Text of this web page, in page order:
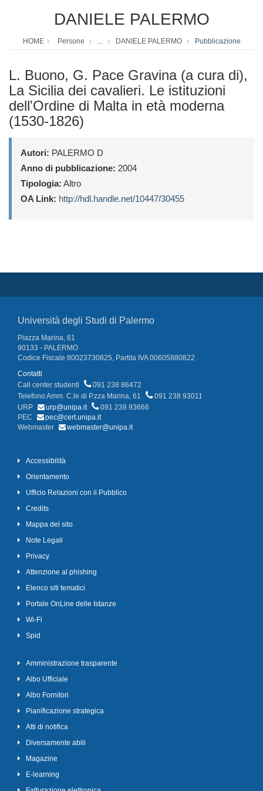
DANIELE PALERMO
HOME Persone ... DANIELE PALERMO Pubblicazione
L. Buono, G. Pace Gravina (a cura di),
La Sicilia dei cavalieri. Le istituzioni
dell'Ordine di Malta in età moderna
(1530-1826)
Autori: PALERMO D
Anno di pubblicazione: 2004
Tipologia: Altro
OA Link: http://hdl.handle.net/10447/30455
Università degli Studi di Palermo
Piazza Marina, 61
90133 - PALERMO
Codice Fiscale 80023730825, Partita IVA 00605880822
Contatti
Call center studenti
091 238 86472
Telefono Amm. C.le di P.zza Marina, 61
091 238 93011
URP
urp@unipa.it
091 238 93666
PEC
pec@cert.unipa.it
Webmaster
webmaster@unipa.it
Accessibilità
Orientamento
Ufficio Relazioni con il Pubblico
Credits
Mappa del sito
Note Legali
Privacy
Attenzione al phishing
Elenco siti tematici
Portale OnLine delle Istanze
Wi-Fi
Spid
Amministrazione trasparente
Albo Ufficiale
Albo Fornitori
Pianificazione strategica
Atti di notifica
Diversamente abili
Magazine
E-learning